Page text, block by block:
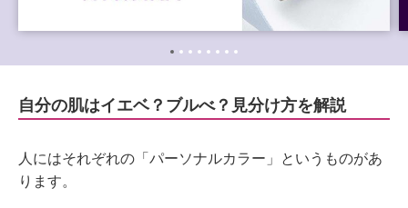
自分の肌はイエベ？ブルべ？見分け方を解説
人にはそれぞれの「パーソナルカラー」というものがあ
ります。